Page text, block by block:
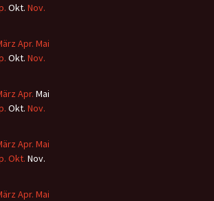
Okt. Nov.
Apr. Mai
Okt. Nov.
Apr. Mai
Okt. Nov.
Apr. Mai
Okt. Nov.
Apr. Mai